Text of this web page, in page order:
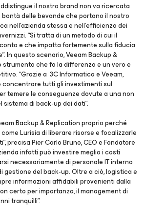
il nostro brand non va ricercata
delle bevande che portano il nostro
nell’azienda stessa e nell’efficienza dei
“Si tratta di un metodo di cui il
e che impatta fortemente sulla fiducia
In questo scenario, Veeam Backup &
che fa la differenza e un vero e
“Grazie a 3C Informatica e Veeam,
concentrare tutti gli investimenti sul
temere le conseguenze dovute a una non
di back-up dei dati”.
Backup & Replication proprio perché
Lurisia di liberare risorse e focalizzarle
precisa Pier Carlo Bruno, CEO e Fondatore
infatti può investire meglio i costi
necessariamente di personale IT interno
del back-up. Oltre a ciò, logistica e
informazioni affidabili provenienti dalla
certo per importanza, il management di
tranquilli”.